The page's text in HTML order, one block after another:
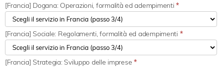
[Francia] Dogana: Operazioni, formalità ed adempimenti*
[Francia] Sociale: Regolamenti, formalità ed adempimenti *
[Francia] Strategia: Sviluppo delle imprese*